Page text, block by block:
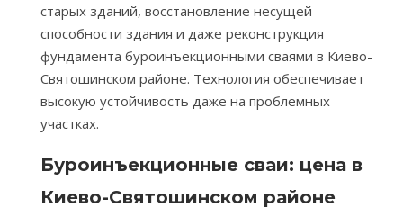
старых зданий, восстановление несущей
способности здания и даже реконструкция
фундамента буроинъекционными сваями в Киево-
Святошинском районе. Технология обеспечивает
высокую устойчивость даже на проблемных
участках.
Буроинъекционные сваи: цена в
Киево-Святошинском районе